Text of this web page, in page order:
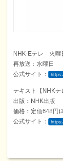
NHK-Eテレ 火曜
再放送：水曜日
公式サイト：
テキスト【NHK
出版：NHK出版
価格：定価648円(
公式サイト：